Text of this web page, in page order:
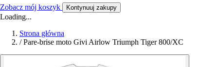
Zobacz mój koszyk Kontynuuj zakupy
Loading...
Strona główna
/ Pare-brise moto Givi Airlow Triumph Tiger 800/XC